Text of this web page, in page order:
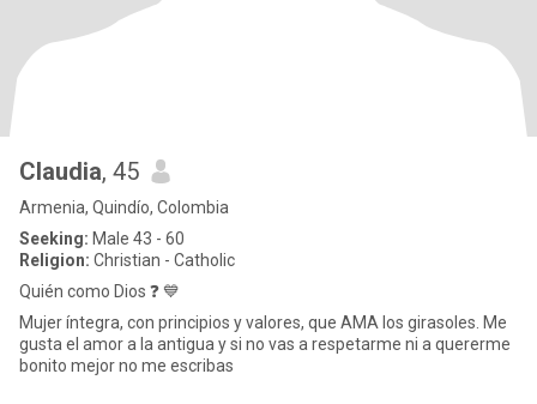
Claudia, 45
Armenia, Quindío, Colombia
Seeking: Male 43 - 60
Religion: Christian - Catholic
Quién como Dios ❓ 💙
Mujer íntegra, con principios y valores, que AMA los girasoles. Me
gusta el amor a la antigua y si no vas a respetarme ni a quererme
bonito mejor no me escribas